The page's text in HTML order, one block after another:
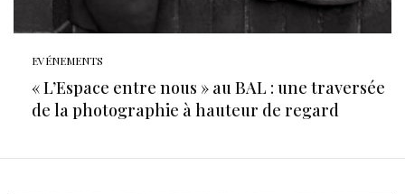
EVÉNEMENTS
« L’Espace entre nous » au BAL : une traversée
de la photographie à hauteur de regard